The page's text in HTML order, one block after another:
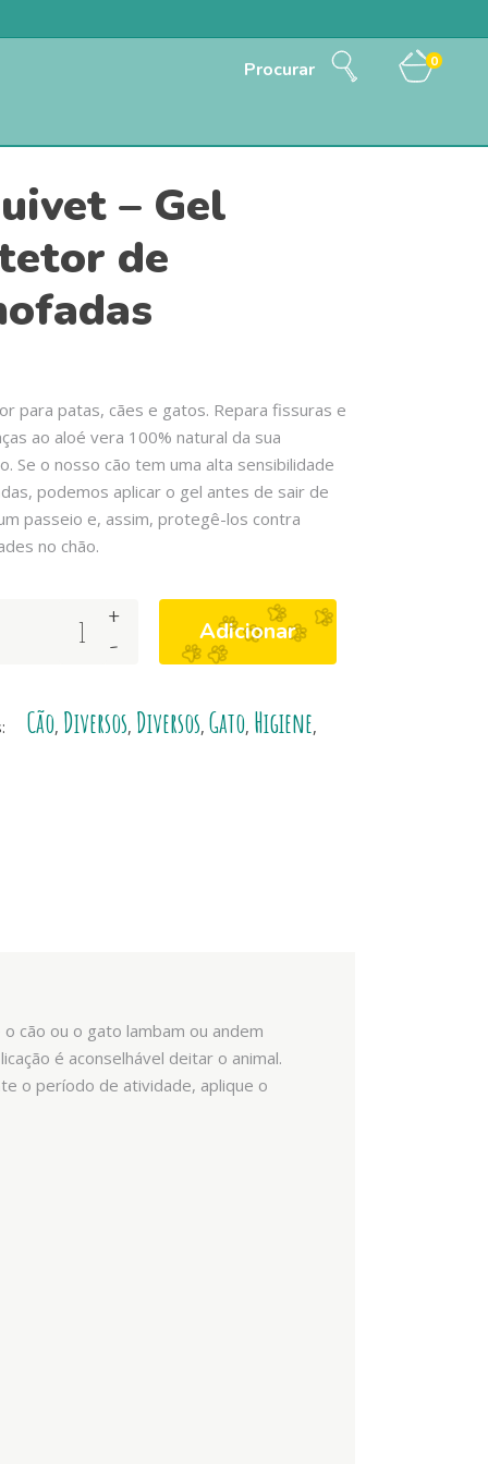
Procurar 0
– Gel
de
para patas, cães e gatos. Repara fissuras e
ao aloé vera 100% natural da sua
Se o nosso cão tem uma alta sensibilidade
podemos aplicar o gel antes de sair de
passeio e, assim, protegê-los contra
no chão.
-
+ Adicionar
Cão, Diversos, Diversos, Gato, Higiene,
cão ou o gato lambam ou andem
é aconselhável deitar o animal.
o período de atividade, aplique o